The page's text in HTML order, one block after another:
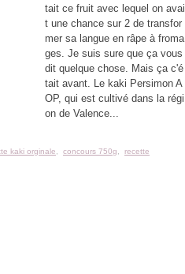
tait ce fruit avec lequel on avai
t une chance sur 2 de transfor
mer sa langue en râpe à froma
ges. Je suis sure que ça vous
dit quelque chose. Mais ça c'é
tait avant. Le kaki Persimon A
OP, qui est cultivé dans la régi
on de Valence...
kaki orginale concours 750g
recette